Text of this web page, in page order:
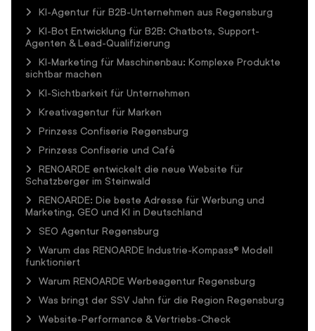
KI-Agentur für B2B-Unternehmen aus Regensburg
KI-Bot Entwicklung für B2B: Chatbots, Support-
Agenten & Lead-Qualifizierung
KI-Marketing für Maschinenbau: Komplexe Produkte
sichtbar machen
KI-Sichtbarkeit für Unternehmen
Kreativagentur für Marken
Prinzess Confiserie Regensburg
Prinzess Confiserie und Café
RENOARDE entwickelt die neue Website für
Schatzberger im Steinwald
RENOARDE: Die beste Adresse für Werbung und
Marketing, GEO und KI in Deutschland
SEO Agentur Regensburg
Warum das RENOARDE Industrie-Kompass® Modell
funktioniert
Warum RENOARDE Werbeagentur Regensburg
Was bringt der SSV Jahn für die Region Regensburg
Website-Performance & Vertriebs-Check